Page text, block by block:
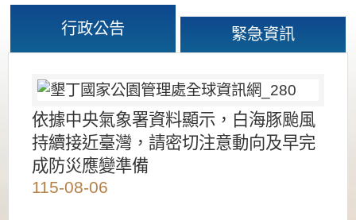
行政公告 緊急資訊
依據中央氣象署資料顯示，白海豚颱風
持續接近臺灣，請密切注意動向及早完
成防災應變準備
115-08-06